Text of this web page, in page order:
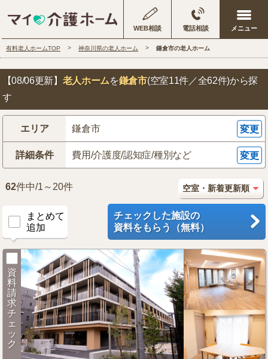
WEB相談 電話相談
有料老人ホームTOP 神奈川県の老人ホーム 鎌倉市の老人ホーム
【08/06更新】 老人ホームを鎌倉市(空室11件／全62件)から探
す
エリア 鎌倉市 変更
詳細条件 費用/介護度/認知症/種別など 変更
62件中/1～20件
まとめて
追加
チェックした施設の
資料をもらう（無料）
資
料
請
求
チ
ェ
ッ
ク